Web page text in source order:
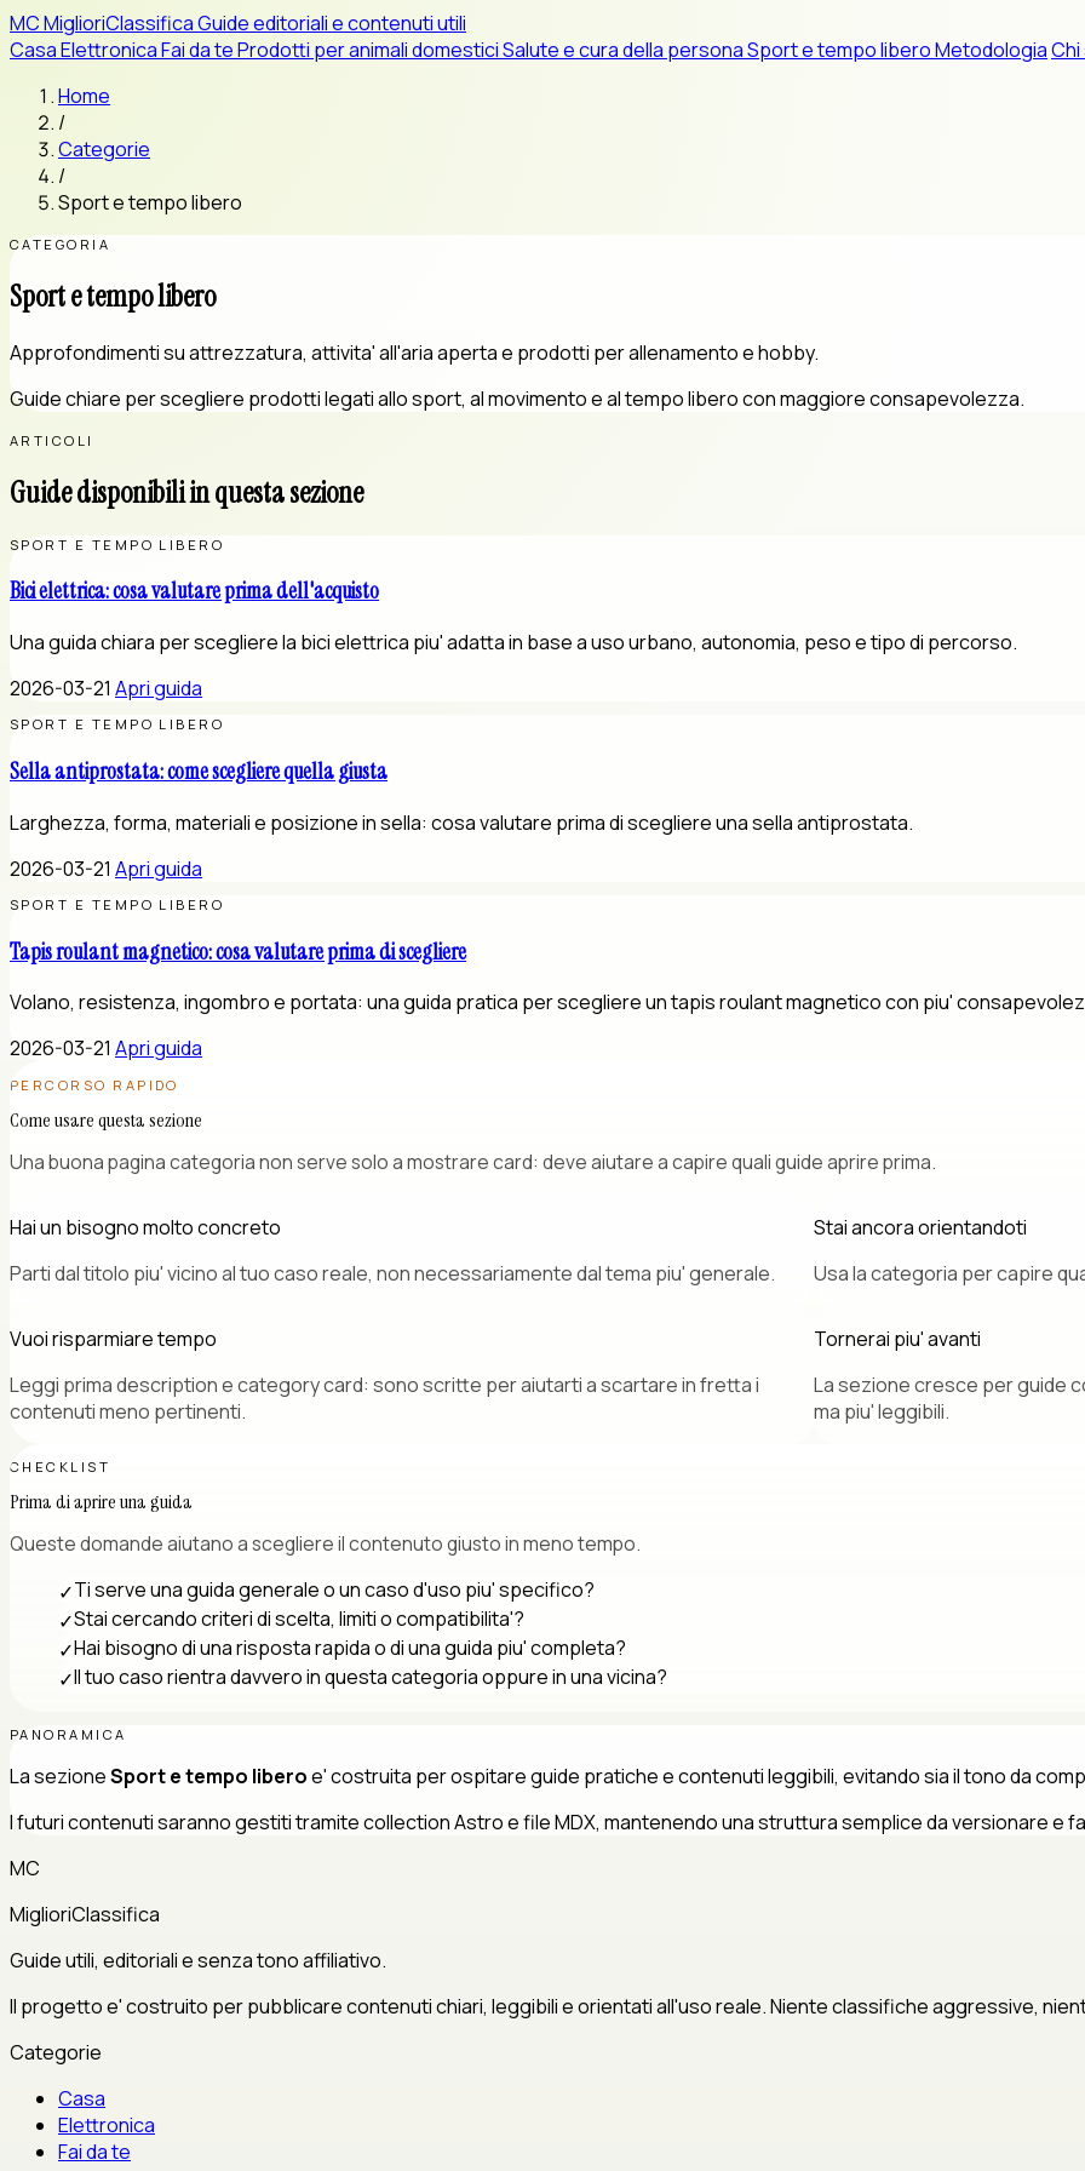
MCMiglioriClassificaGuide editoriali e contenuti utili
CasaElettronicaFai da teProdotti per animali domesticiSalute e cura della personaSport e tempo liberoMetodologiaChi
Home
/
Categorie
/
Sport e tempo libero
CATEGORIA
Sport e tempo libero
Approfondimenti su attrezzatura, attivita' all'aria aperta e prodotti per allenamento e hobby.
Guide chiare per scegliere prodotti legati allo sport, al movimento e al tempo libero con maggiore consapevolezza.
ARTICOLI
Guide disponibili in questa sezione
SPORT E TEMPO LIBERO
Bici elettrica: cosa valutare prima dell'acquisto
Una guida chiara per scegliere la bici elettrica piu' adatta in base a uso urbano, autonomia, peso e tipo di percorso.
2026-03-21 Apri guida
SPORT E TEMPO LIBERO
Sella antiprostata: come scegliere quella giusta
Larghezza, forma, materiali e posizione in sella: cosa valutare prima di scegliere una sella antiprostata.
2026-03-21 Apri guida
SPORT E TEMPO LIBERO
Tapis roulant magnetico: cosa valutare prima di scegliere
Volano, resistenza, ingombro e portata: una guida pratica per scegliere un tapis roulant magnetico con piu'
2026-03-21 Apri guida
PERCORSO RAPIDO
Come usare questa sezione
Una buona pagina categoria non serve solo a mostrare card: deve aiutare a capire quali guide aprire prima.
Hai un bisogno molto concreto
Parti dal titolo piu' vicino al tuo caso reale, non necessariamente dal tema piu' generale.
Stai ancora orientandoti
Usa la categoria per capire
Vuoi risparmiare tempo
Leggi prima description e category card: sono scritte per aiutarti a scartare in fretta i
contenuti meno pertinenti.
Tornerai piu' avanti
La sezione cresce per guide
ma piu' leggibili.
CHECKLIST
Prima di aprire una guida
Queste domande aiutano a scegliere il contenuto giusto in meno tempo.
✓Ti serve una guida generale o un caso d'uso piu' specifico?
✓Stai cercando criteri di scelta, limiti o compatibilita'?
✓Hai bisogno di una risposta rapida o di una guida piu' completa?
✓Il tuo caso rientra davvero in questa categoria oppure in una vicina?
PANORAMICA
La sezioneSport e tempo liberoe' costruita per ospitare guide pratiche e contenuti leggibili, evitando sia il tono da
I futuri contenuti saranno gestiti tramite collection Astro e file MDX, mantenendo una struttura semplice da versionare e
MC
MiglioriClassifica
Guide utili, editoriali e senza tono affiliativo.
Il progetto e' costruito per pubblicare contenuti chiari, leggibili e orientati all'uso reale. Niente classifiche aggressive,
Categorie
Casa
Elettronica
Fai da te